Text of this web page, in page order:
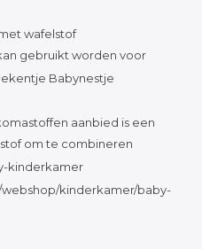
stof
wafelstof
gebruikt worden voor
Babynestje
aanbied is een
om te combineren
kinderkamer
kinderkamer/baby-